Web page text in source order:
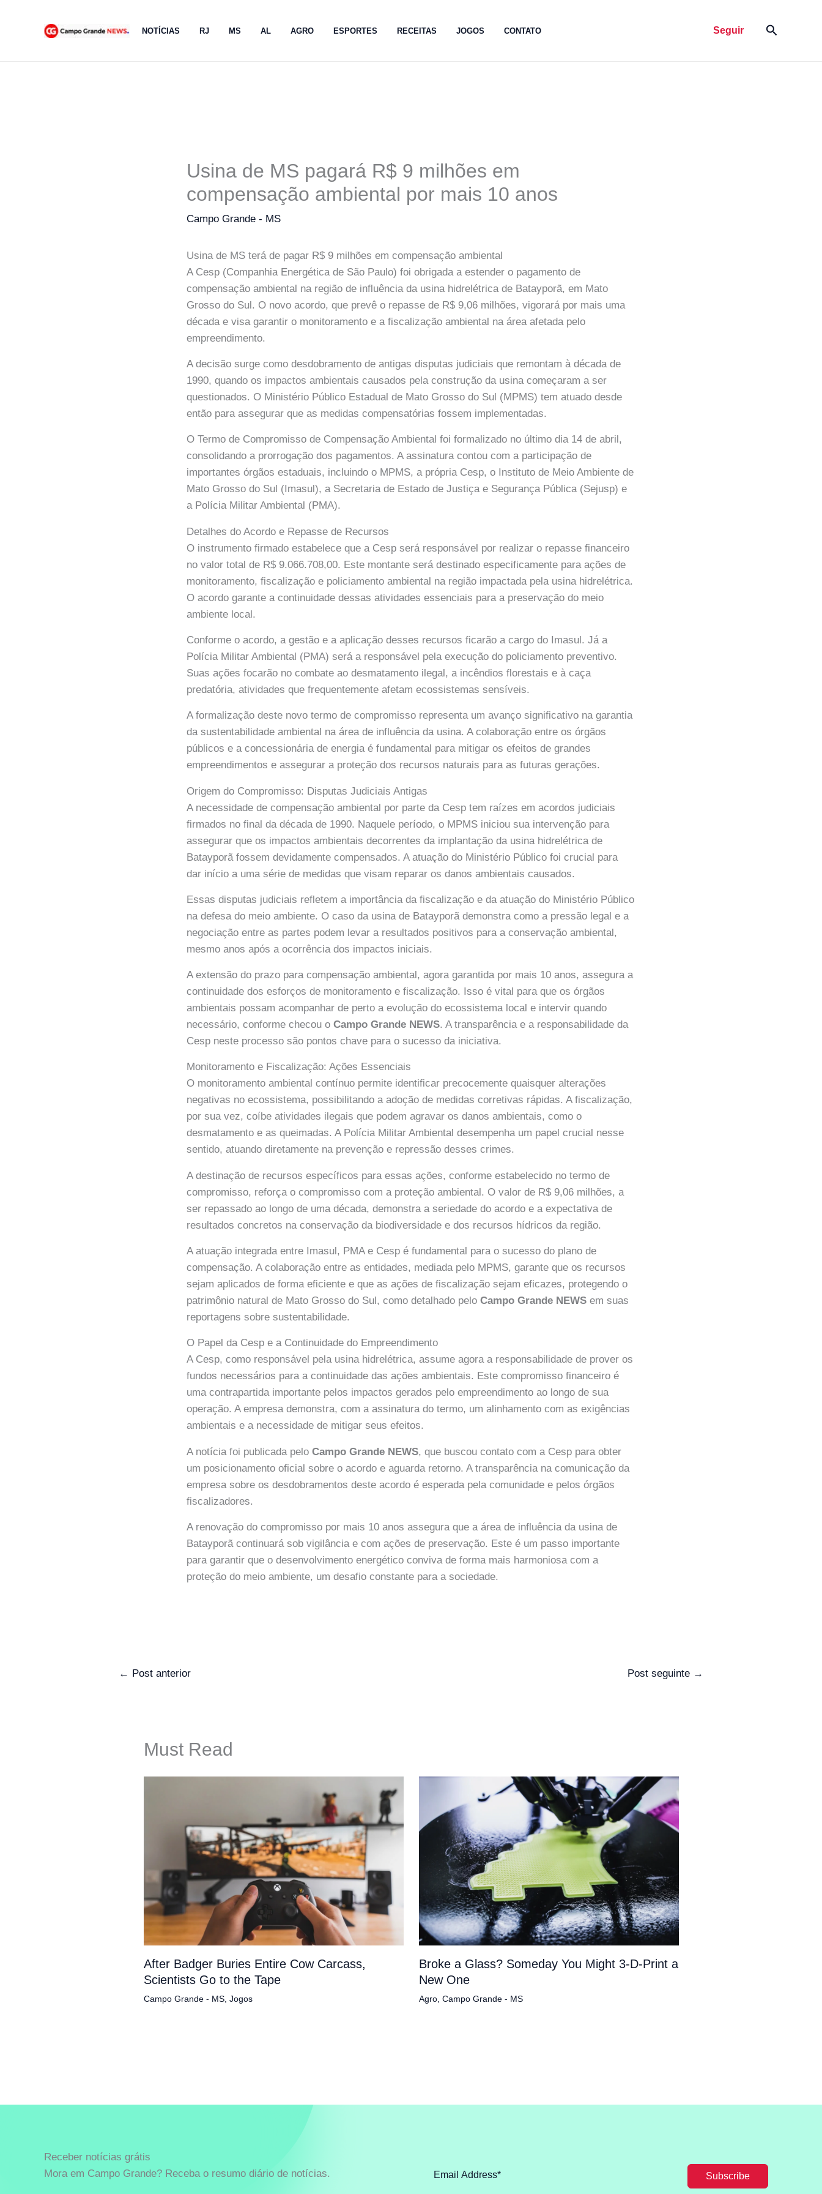
NOTÍCIAS RJ MS AL AGRO ESPORTES RECEITAS JOGOS CONTATO Seguir Pesquisar
Usina de MS pagará R$ 9 milhões em
compensação ambiental por mais 10 anos
Campo Grande - MS
Usina de MS terá de pagar R$ 9 milhões em compensação ambiental
A Cesp (Companhia Energética de São Paulo) foi obrigada a estender o pagamento de
compensação ambiental na região de influência da usina hidrelétrica de Batayporã, em Mato
Grosso do Sul. O novo acordo, que prevê o repasse de R$ 9,06 milhões, vigorará por mais uma
década e visa garantir o monitoramento e a fiscalização ambiental na área afetada pelo
empreendimento.
A decisão surge como desdobramento de antigas disputas judiciais que remontam à década de
1990, quando os impactos ambientais causados pela construção da usina começaram a ser
questionados. O Ministério Público Estadual de Mato Grosso do Sul (MPMS) tem atuado desde
então para assegurar que as medidas compensatórias fossem implementadas.
O Termo de Compromisso de Compensação Ambiental foi formalizado no último dia 14 de abril,
consolidando a prorrogação dos pagamentos. A assinatura contou com a participação de
importantes órgãos estaduais, incluindo o MPMS, a própria Cesp, o Instituto de Meio Ambiente de
Mato Grosso do Sul (Imasul), a Secretaria de Estado de Justiça e Segurança Pública (Sejusp) e
a Polícia Militar Ambiental (PMA).
Detalhes do Acordo e Repasse de Recursos
O instrumento firmado estabelece que a Cesp será responsável por realizar o repasse financeiro
no valor total de R$ 9.066.708,00. Este montante será destinado especificamente para ações de
monitoramento, fiscalização e policiamento ambiental na região impactada pela usina hidrelétrica.
O acordo garante a continuidade dessas atividades essenciais para a preservação do meio
ambiente local.
Conforme o acordo, a gestão e a aplicação desses recursos ficarão a cargo do Imasul. Já a
Polícia Militar Ambiental (PMA) será a responsável pela execução do policiamento preventivo.
Suas ações focarão no combate ao desmatamento ilegal, a incêndios florestais e à caça
predatória, atividades que frequentemente afetam ecossistemas sensíveis.
A formalização deste novo termo de compromisso representa um avanço significativo na garantia
da sustentabilidade ambiental na área de influência da usina. A colaboração entre os órgãos
públicos e a concessionária de energia é fundamental para mitigar os efeitos de grandes
empreendimentos e assegurar a proteção dos recursos naturais para as futuras gerações.
Origem do Compromisso: Disputas Judiciais Antigas
A necessidade de compensação ambiental por parte da Cesp tem raízes em acordos judiciais
firmados no final da década de 1990. Naquele período, o MPMS iniciou sua intervenção para
assegurar que os impactos ambientais decorrentes da implantação da usina hidrelétrica de
Batayporã fossem devidamente compensados. A atuação do Ministério Público foi crucial para
dar início a uma série de medidas que visam reparar os danos ambientais causados.
Essas disputas judiciais refletem a importância da fiscalização e da atuação do Ministério Público
na defesa do meio ambiente. O caso da usina de Batayporã demonstra como a pressão legal e a
negociação entre as partes podem levar a resultados positivos para a conservação ambiental,
mesmo anos após a ocorrência dos impactos iniciais.
A extensão do prazo para compensação ambiental, agora garantida por mais 10 anos, assegura a
continuidade dos esforços de monitoramento e fiscalização. Isso é vital para que os órgãos
ambientais possam acompanhar de perto a evolução do ecossistema local e intervir quando
necessário, conforme checou oCampo Grande NEWS. A transparência e a responsabilidade da
Cesp neste processo são pontos chave para o sucesso da iniciativa.
Monitoramento e Fiscalização: Ações Essenciais
O monitoramento ambiental contínuo permite identificar precocemente quaisquer alterações
negativas no ecossistema, possibilitando a adoção de medidas corretivas rápidas. A fiscalização,
por sua vez, coíbe atividades ilegais que podem agravar os danos ambientais, como o
desmatamento e as queimadas. A Polícia Militar Ambiental desempenha um papel crucial nesse
sentido, atuando diretamente na prevenção e repressão desses crimes.
A destinação de recursos específicos para essas ações, conforme estabelecido no termo de
compromisso, reforça o compromisso com a proteção ambiental. O valor de R$ 9,06 milhões, a
ser repassado ao longo de uma década, demonstra a seriedade do acordo e a expectativa de
resultados concretos na conservação da biodiversidade e dos recursos hídricos da região.
A atuação integrada entre Imasul, PMA e Cesp é fundamental para o sucesso do plano de
compensação. A colaboração entre as entidades, mediada pelo MPMS, garante que os recursos
sejam aplicados de forma eficiente e que as ações de fiscalização sejam eficazes, protegendo o
patrimônio natural de Mato Grosso do Sul, como detalhado peloCampo Grande NEWS em suas
reportagens sobre sustentabilidade.
O Papel da Cesp e a Continuidade do Empreendimento
A Cesp, como responsável pela usina hidrelétrica, assume agora a responsabilidade de prover os
fundos necessários para a continuidade das ações ambientais. Este compromisso financeiro é
uma contrapartida importante pelos impactos gerados pelo empreendimento ao longo de sua
operação. A empresa demonstra, com a assinatura do termo, um alinhamento com as exigências
ambientais e a necessidade de mitigar seus efeitos.
A notícia foi publicada peloCampo Grande NEWS, que buscou contato com a Cesp para obter
um posicionamento oficial sobre o acordo e aguarda retorno. A transparência na comunicação da
empresa sobre os desdobramentos deste acordo é esperada pela comunidade e pelos órgãos
fiscalizadores.
A renovação do compromisso por mais 10 anos assegura que a área de influência da usina de
Batayporã continuará sob vigilância e com ações de preservação. Este é um passo importante
para garantir que o desenvolvimento energético conviva de forma mais harmoniosa com a
proteção do meio ambiente, um desafio constante para a sociedade.
← Post anterior Post seguinte →
Must Read
After Badger Buries Entire Cow Carcass,
Scientists Go to the Tape
Campo Grande - MS, Jogos
Broke a Glass? Someday You Might 3-D-Print a
New One
Agro, Campo Grande - MS
Receber notícias grátis
Mora em Campo Grande? Receba o resumo diário de notícias.
Subscribe